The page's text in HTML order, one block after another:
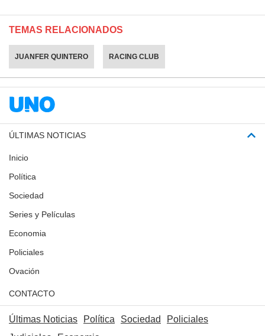
TEMAS RELACIONADOS
JUANFER QUINTERO RACING CLUB
ÚLTIMAS NOTICIAS
Inicio
Política
Sociedad
Series y Películas
Economia
Policiales
Ovación
CONTACTO
Últimas Noticias Política Sociedad
Policiales